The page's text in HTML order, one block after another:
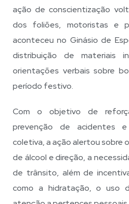
ação de conscientização
dos foliões, motoristas e
aconteceu no Ginásio de
distribuição de materiais
orientações verbais sobre
período festivo.
Com o objetivo de
prevenção de acidentes e
coletiva, a ação alertou sobre
de álcool e direção, a
de trânsito, além de
como a hidratação, o uso